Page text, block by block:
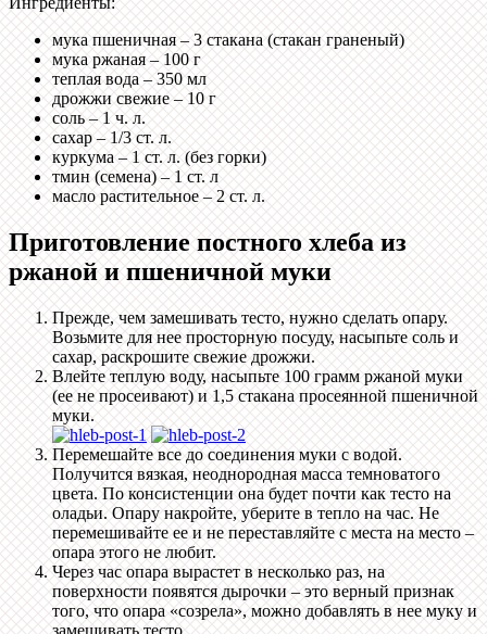
мука пшеничная – 3 стакана (стакан граненый)
мука ржаная – 100 г
теплая вода – 350 мл
дрожжи свежие – 10 г
соль – 1 ч. л.
сахар – 1/3 ст. л.
куркума – 1 ст. л. (без горки)
тмин (семена) – 1 ст. л
масло растительное – 2 ст. л.
Приготовление постного хлеба из
ржаной и пшеничной муки
Прежде, чем замешивать тесто, нужно сделать опару.
Возьмите для нее просторную посуду, насыпьте соль и
сахар, раскрошите свежие дрожжи.
Влейте теплую воду, насыпьте 100 грамм ржаной муки
(ее не просеивают) и 1,5 стакана просеянной пшеничной
муки.
Перемешайте все до соединения муки с водой.
Получится вязкая, неоднородная масса темноватого
цвета. По консистенции она будет почти как тесто на
оладьи. Опару накройте, уберите в тепло на час. Не
перемешивайте ее и не переставляйте с места на место –
опара этого не любит.
Через час опара вырастет в несколько раз, на
поверхности появятся дырочки – это верный признак
того, что опара «созрела», можно добавлять в нее муку и
замешивать тесто.